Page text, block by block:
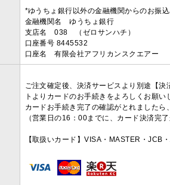
*ゆうちょ銀行以外の金融機関からのお振
金融機関名 ゆうちょ銀行
支店名 038 （ゼロサンハチ）
口座番号 8445532
口座名 有限会社アフリカンスクエアー
ご注文確定後、決済サービスより別途【
トよりカードのお手続きをよろしくお願い
カードお手続き完了の確認がとれましたら
（営業日の16：00までに、カード決済完
【取扱いカード】VISA・MASTER・JCB